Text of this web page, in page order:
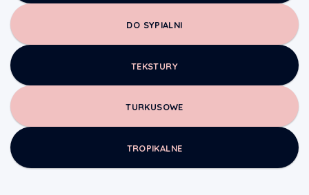
DO SYPIALNI
TEKSTURY
TURKUSOWE
TROPIKALNE